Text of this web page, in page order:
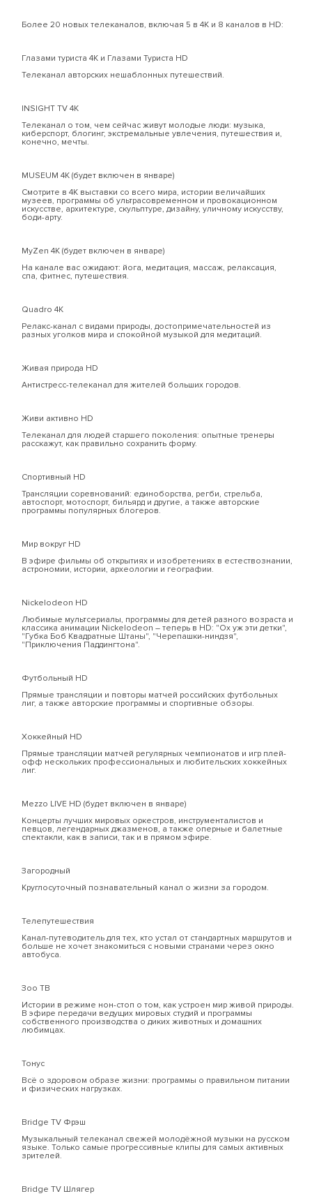
Более 20 новых телеканалов, включая 5 в 4К и 8 каналов в HD:
Глазами туриста 4К и Глазами Туриста HD
Телеканал авторских нешаблонных путешествий.
INSIGHT TV 4K
Телеканал о том, чем сейчас живут молодые люди: музыка,
киберспорт, блогинг, экстремальные увлечения, путешествия и,
конечно, мечты.
MUSEUM 4К (будет включен в январе)
Смотрите в 4К выставки со всего мира, истории величайших
музеев, программы об ультрасовременном и провокационном
искусстве, архитектуре, скульптуре, дизайну, уличному искусству,
боди-арту.
MyZen 4К (будет включен в январе)
На канале вас ожидают: йога, медитация, массаж, релаксация,
спа, фитнес, путешествия.
Quadro 4К
Релакс-канал с видами природы, достопримечательностей из
разных уголков мира и спокойной музыкой для медитаций.
Живая природа HD
Антистресс-телеканал для жителей больших городов.
Живи активно HD
Телеканал для людей старшего поколения: опытные тренеры
расскажут, как правильно сохранить форму.
Спортивный HD
Трансляции соревнований: единоборства, регби, стрельба,
автоспорт, мотоспорт, бильярд и другие, а также авторские
программы популярных блогеров.
Мир вокруг HD
В эфире фильмы об открытиях и изобретениях в естествознании,
астрономии, истории, археологии и географии.
Nickelodeon HD
Любимые мультсериалы, программы для детей разного возраста и
классика анимации Nickelodeon – теперь в HD: "Ох уж эти детки",
"Губка Боб Квадратные Штаны", "Черепашки-ниндзя",
"Приключения Паддингтона".
Футбольный HD
Прямые трансляции и повторы матчей российских футбольных
лиг, а также авторские программы и спортивные обзоры.
Хоккейный HD
Прямые трансляции матчей регулярных чемпионатов и игр плей-
офф нескольких профессиональных и любительских хоккейных
лиг.
Mezzo LIVE HD (будет включен в январе)
Концерты лучших мировых оркестров, инструменталистов и
певцов, легендарных джазменов, а также оперные и балетные
спектакли, как в записи, так и в прямом эфире.
Загородный
Круглосуточный познавательный канал о жизни за городом.
Телепутешествия
Канал-путеводитель для тех, кто устал от стандартных маршрутов и
больше не хочет знакомиться с новыми странами через окно
автобуса.
Зоо ТВ
Истории в режиме нон-стоп о том, как устроен мир живой природы.
В эфире передачи ведущих мировых студий и программы
собственного производства о диких животных и домашних
любимцах.
Тонус
Всё о здоровом образе жизни: программы о правильном питании
и физических нагрузках.
Bridge TV Фрэш
Музыкальный телеканал свежей молодёжной музыки на русском
языке. Только самые прогрессивные клипы для самых активных
зрителей.
Bridge TV Шлягер